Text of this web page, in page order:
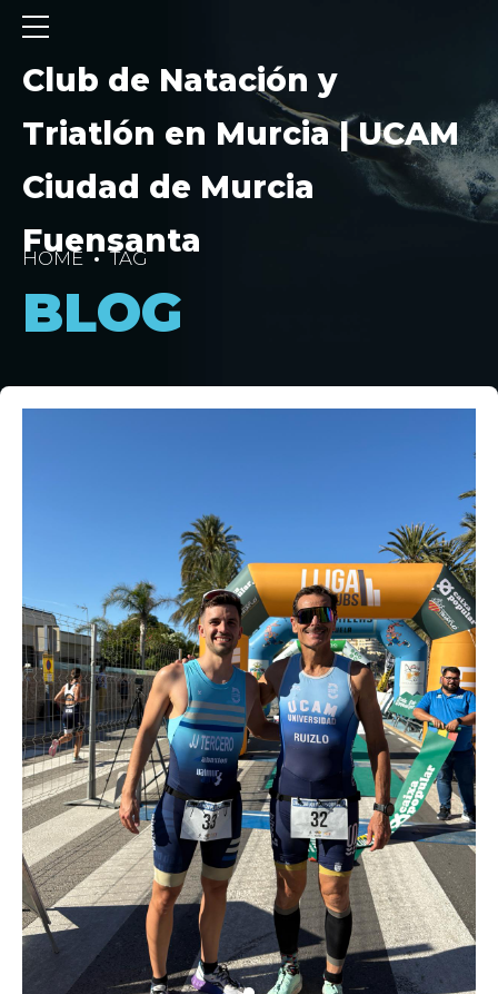
Club de Natación y
Triatlón en Murcia | UCAM
Ciudad de Murcia
Fuensanta
HOME TAG
BLOG